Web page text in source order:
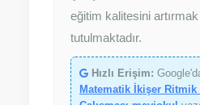
eğitim kalitesini
tutulmaktadır.
Hızlı Erişim: Google'da
Matematik İkişer Ritmik